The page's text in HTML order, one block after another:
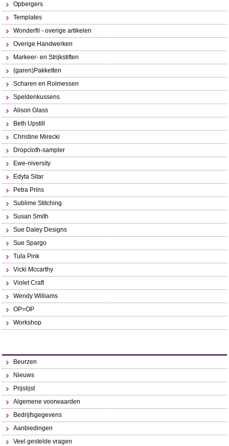
Opbergers
Templates
Wonderfil - overige artikelen
Overige Handwerken
Markeer- en Strijkstiften
(garen)Pakketten
Scharen en Rolmessen
Speldenkussens
Alison Glass
Beth Upstill
Christine Mirecki
Dropcloth-sampler
Ewe-niversity
Edyta Sitar
Petra Prins
Sublime Stitching
Susan Smith
Sue Daley Designs
Sue Spargo
Tula Pink
Vicki Mccarthy
Violet Craft
Wendy Williams
OP=OP
Workshop
Beurzen
Nieuws
Prijslijst
Algemene voorwaarden
Bedrijfsgegevens
Aanbiedingen
Veel gestelde vragen